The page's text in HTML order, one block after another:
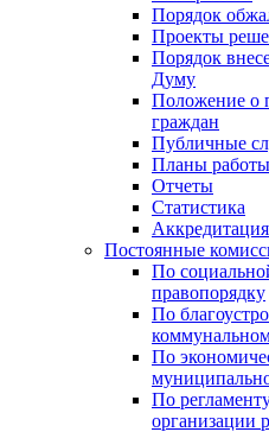
Порядок
Проекты
Порядок
Думу
Положение о
граждан
Публичные
Планы работы
Отчеты
Статистика
Постоянные
По
правопорядку
По
По
По
организации